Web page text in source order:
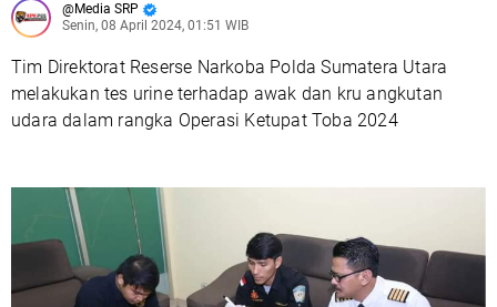
Media SRP
Senin, 08 April 2024, 01:51 WIB
Tim Direktorat Reserse Narkoba Polda Sumatera Utara
melakukan tes urine terhadap awak dan kru angkutan
udara dalam rangka Operasi Ketupat Toba 2024